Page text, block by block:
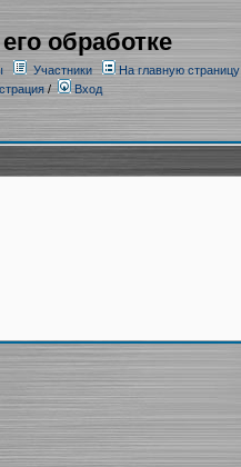
обработке
Участники
На главную страницу
/ Вход